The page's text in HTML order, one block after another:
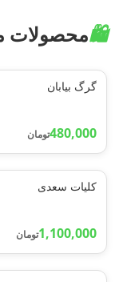
🛍️محصولات
گرگ بیابان
480,000تومان
کلیات سعدی
1,100,000تومان